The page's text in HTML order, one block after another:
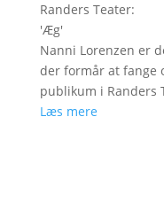
Randers Teater:
'Æg'
Nanni Lorenzen er
der formår at fange
publikum i Randers
Læs mere